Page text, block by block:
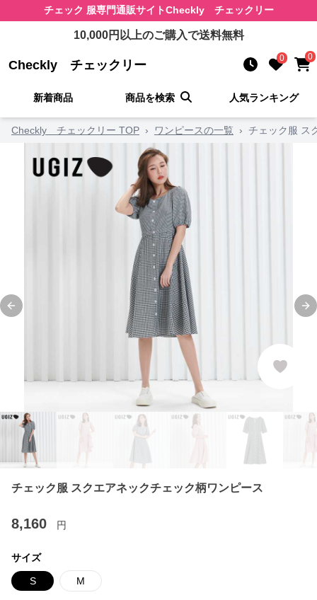
チェック 服専門通販サイトCheckly チェックリー
10,000円以上のご購入で送料無料
Checkly チェックリー 0 0
新着商品 商品を検索 人気ランキング
Checkly チェックリー TOP › ワンピースの一覧 › チェック服 ス
Previous slide
チェック服 スクエアネックチェック柄ワンピース
8,160 円
サイズ
S M